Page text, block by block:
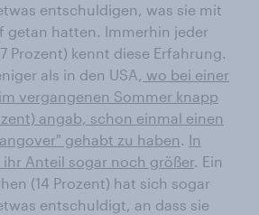
entschuldigen, was sie mit
getan hatten. Immerhin jeder
Prozent) kennt diese Erfahrung.
als in den USA, wo bei einer
vergangenen Sommer knapp
angab, schon einmal einen
gehabt zu haben. In
Anteil sogar noch größer. Ein
(14 Prozent) hat sich sogar
entschuldigt, an dass sie